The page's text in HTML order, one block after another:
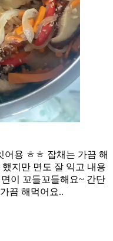
용 ㅎㅎ 잡채는 가끔 해
지만 면도 잘 익고 내용
이 꼬들꼬들해요~ 간단
끔 해먹어요..